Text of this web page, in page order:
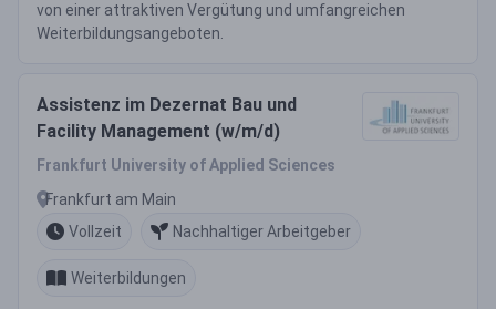
von einer attraktiven Vergütung und umfangreichen
Weiterbildungsangeboten.
Assistenz im Dezernat Bau und
Facility Management (w/m/d)
Frankfurt University of Applied Sciences
Frankfurt am Main
Vollzeit
Nachhaltiger Arbeitgeber
Weiterbildungen